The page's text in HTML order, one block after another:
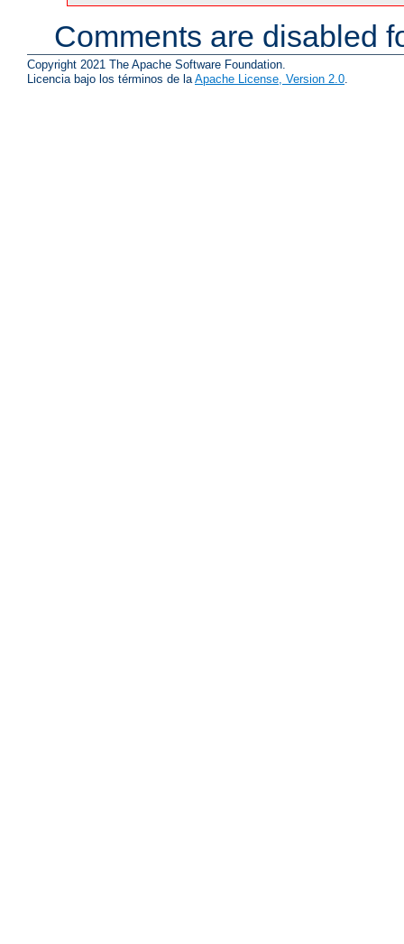
Comments are disabled
Copyright 2021 The Apache Software Foundation.
Licencia bajo los términos de la Apache License, Version 2.0